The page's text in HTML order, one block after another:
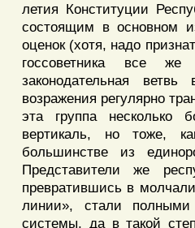
летия Конституции
состоящим в основном
оценок (хотя, надо
госсоветника все
законодательная
возражения регулярно
эта группа несколько
вертикаль, но тоже,
большинстве из
Представители же
превратившись в
линии», стали полными
системы, да в такой